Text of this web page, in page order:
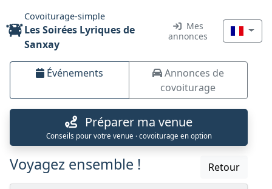
Covoiturage-simple
Les Soirées Lyriques de
Sanxay
Mes
annonces
Événements
Annonces de
covoiturage
Préparer ma venue
Conseils pour votre venue · covoiturage en option
Voyagez ensemble ! Retour